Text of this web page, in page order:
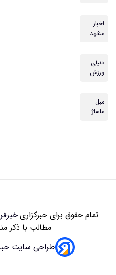
اخبار
مشهد
دنیای
ورزش
مبل
ماساژ
تمام حقوق برای خبرگزاری
مطالب با ذکر
طراحی سایت